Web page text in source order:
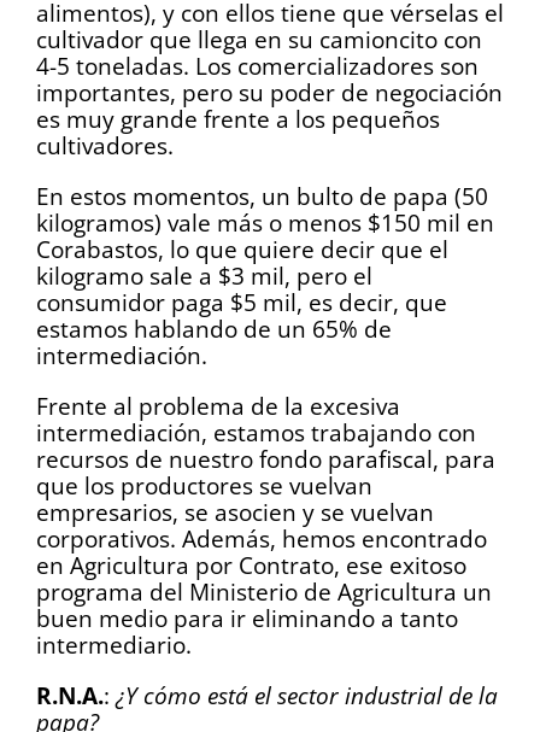
alimentos), y con ellos tiene que vérselas el
cultivador que llega en su camioncito con
4-5 toneladas. Los comercializadores son
importantes, pero su poder de negociación
es muy grande frente a los pequeños
cultivadores.
En estos momentos, un bulto de papa (50
kilogramos) vale más o menos $150 mil en
Corabastos, lo que quiere decir que el
kilogramo sale a $3 mil, pero el
consumidor paga $5 mil, es decir, que
estamos hablando de un 65% de
intermediación.
Frente al problema de la excesiva
intermediación, estamos trabajando con
recursos de nuestro fondo parafiscal, para
que los productores se vuelvan
empresarios, se asocien y se vuelvan
corporativos. Además, hemos encontrado
en Agricultura por Contrato, ese exitoso
programa del Ministerio de Agricultura un
buen medio para ir eliminando a tanto
intermediario.
R.N.A.: ¿Y cómo está el sector industrial de la
papa?